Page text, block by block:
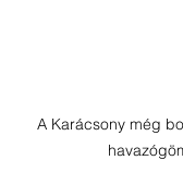
A Karácsony még